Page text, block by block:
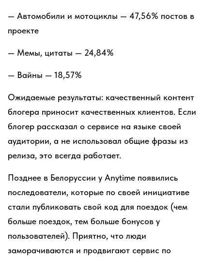
— Автомобили и мотоциклы — 47,56% постов в
проекте
— Мемы, цитаты — 24,84%
— Вайны — 18,57%
Ожидаемые результаты: качественный контент
блогера приносит качественных клиентов. Если
блогер рассказал о сервисе на языке своей
аудитории, а не использовал общие фразы из
релиза, это всегда работает.
Позднее в Белоруссии у Anytime появились
последователи, которые по своей инициативе
стали публиковать свой код для поездок (чем
больше поездок, тем больше бонусов у
пользователей). Приятно, что люди
заморачиваются и продвигают сервис по